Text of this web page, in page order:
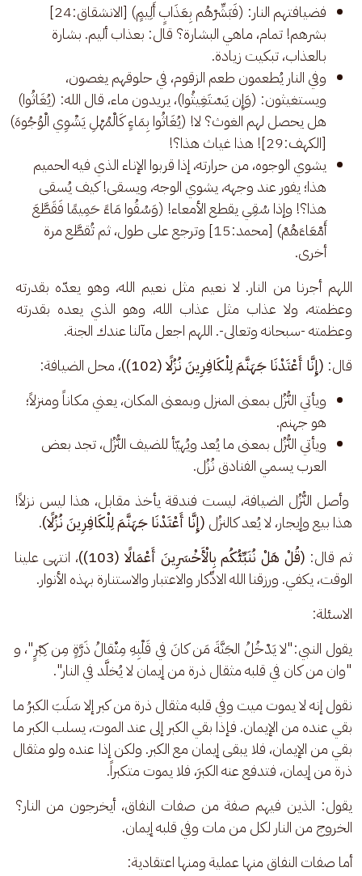
فضيافتهم النار: (فَبَشِّرْهُم بِعَذَابٍ أَلِيمٍ) [الانشقاق:24]
بشرهم! تمام، ماهي البشارة؟ قال: بعذاب أليم. بشارة
بالعذاب، تبكيت زيادة.
وفي النار يُطعمون طعم الزقوم، في حلوقهم يغصون،
ويستغيثون: (وَإِن يَسْتَغِيثُوا)، يريدون ماء، قال الله: (يُغَاثُوا)
هل يحصل لهم الغوث؟ لا! (يُغَاثُوا بِمَاءٍ كَالْمُهْلِ يَشْوِي الْوُجُوهَ)
[الكهف:29]! هذا غياث هذا؟!
يشوي الوجوه، من حرارته، إذا قربوا الإناء الذي فيه الحميم
هذا؛ يفور عند وجهه، يشوي الوجه، ويسقى! كيف يُسقى
هذا؟! وإذا سُقِي يقطع الأمعاء! (وَسُقُوا مَاءً حَمِيمًا فَقَطَّعَ
أَمْعَاءَهُمْ) [محمد:15] وترجع على طول، ثم تُقطَّع مرة
أخرى.
اللهم أجرنا من النار. لا نعيم مثل نعيم الله، وهو يعدّه بقدرته
وعظمته، ولا عذاب مثل عذاب الله، وهو الذي يعده بقدرته
وعظمته -سبحانه وتعالى-. اللهم اجعل مآلنا عندك الجنة.
قال: (إِنَّا أَعْتَدْنَا جَهَنَّمَ لِلْكَافِرِينَ نُزُلًا (102))
، محل الضيافة:
ويأتي النُّزُل بمعنى المنزل وبمعنى المكان، يعني مكاناً ومنزلاً؛
هو جهنم.
ويأتي النُّزُل بمعنى ما يُعد ويُهيّأ للضيف النُّزُل، تجد بعض
العرب يسمي الفنادق نُزُل.
وأصل النُّزُل الضيافة، ليست فندقة يأخذ مقابل، هذا ليس نزلاً!
هذا بيع وإيجار، لا يُعد كالنزُل (إِنَّا أَعْتَدْنَا جَهَنَّمَ لِلْكَافِرِينَ نُزُلًا).
ثم قال: (قُلْ هَلْ نُنَبِّئُكُم بِالْأَخْسَرِينَ أَعْمَالًا (103))
، انتهى علينا
الوقت، يكفي. ورزقنا الله الادِّكار والاعتبار والاستنارة بهذه الأنوار.
الاسئلة:
يقول النبي:"لا يَدْخُلُ الجَنَّةَ مَن كانَ في قَلْبِهِ مِثْقالُ ذَرَّةٍ مِن كِبْرٍ"، و
"وان من كان في قلبه مثقال ذرة من إيمان لا يُخلَّد في النار".
نقول إنه لا يموت ميت وفي قلبه مثقال ذرة من كبر إلا سَلَبَ الكبرُ ما
بقي عنده من الإيمان. فإذا بقي الكبر إلى عند الموت، يسلب الكبر ما
بقي من الإيمان، فلا يبقى إيمان مع الكبر. ولكن إذا عنده ولو مثقال
ذرة من إيمان، فتدفع عنه الكبرَ، فلا يموت متكبراً.
يقول: الذين فيهم صفة من صفات النفاق، أيخرجون من النار؟
الخروج من النار لكل من مات وفي قلبه إيمان.
أما صفات النفاق منها عملية ومنها اعتقادية: